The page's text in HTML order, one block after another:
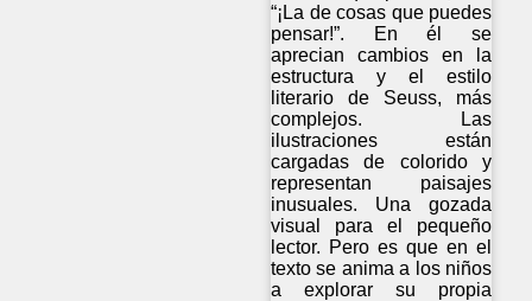
“¡La de cosas que puedes
pensar!”. En él se
aprecian cambios en la
estructura y el estilo
literario de Seuss, más
complejos. Las
ilustraciones están
cargadas de colorido y
representan paisajes
inusuales. Una gozada
visual para el pequeño
lector. Pero es que en el
texto se anima a los niños
a explorar su propia